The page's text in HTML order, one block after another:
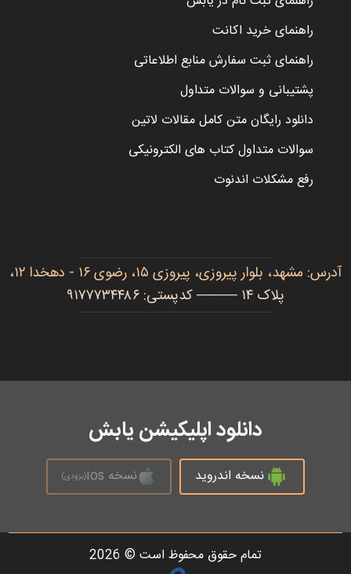
راهنمای خرید اکانت
راهنمای ثبت سفارش منابع اطلاعاتی
پشتیبانی و سوالات متداول
دانلود رایگان متن کامل مقالات لاتین
سوالات متداول کتاب های الکترونیکی
رفع مشکلات اندنوت
آدرس: مشهد، بلوار پیروزی، پیروزی ۱۵، رضوی ۱۶ - دهخدا ۱۲،
پلاک ۱۴ ──── کدپستی: ۹۱۷۷۷۳۴۴۸۶
دانلود اپلیکیشن یابش
نسخه اندروید نسخه ios (بزودی)
تمام حقوق محفوظ است © 2026